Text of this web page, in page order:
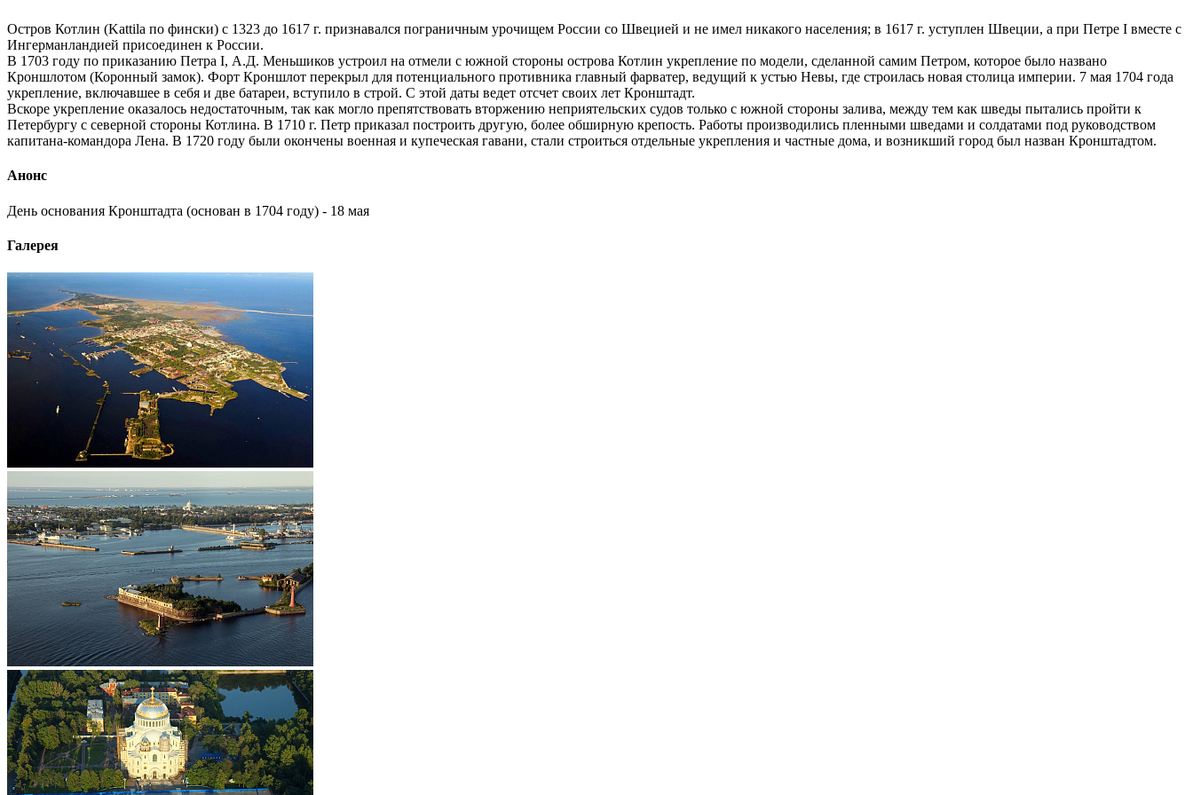
Остров Котлин (Kattila по фински) с 1323 до 1617 г. признавался пограничным урочищем России со Швецией и не имел никакого населения; в 1617 г. уступлен Швеции, а при Петре I вместе с
Ингерманландией присоединен к России.
В 1703 году по приказанию Петра I, А.Д. Меньшиков устроил на отмели с южной стороны острова Котлин укрепление по модели, сделанной самим Петром, которое было названо
Кроншлотом (Коронный замок). Форт Кроншлот перекрыл для потенциального противника главный фарватер, ведущий к устью Невы, где строилась новая столица империи. 7 мая 1704 года
укрепление, включавшее в себя и две батареи, вступило в строй. С этой даты ведет отсчет своих лет Кронштадт.
Вскоре укрепление оказалось недостаточным, так как могло препятствовать вторжению неприятельских судов только с южной стороны залива, между тем как шведы пытались пройти к
Петербургу с северной стороны Котлина. В 1710 г. Петр приказал построить другую, более обширную крепость. Работы производились пленными шведами и солдатами под руководством
капитана-командора Лена. В 1720 году были окончены военная и купеческая гавани, стали строиться отдельные укрепления и частные дома, и возникший город был назван Кронштадтом.
Анонс
День основания Кронштадта (основан в 1704 году) - 18 мая
Галерея